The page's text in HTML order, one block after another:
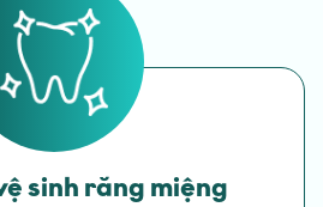
sinh răng miệng